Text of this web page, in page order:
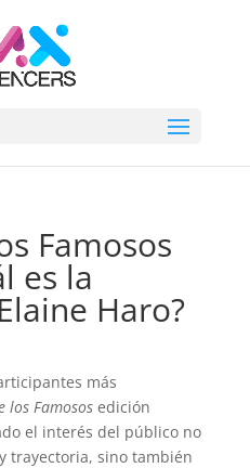
Famosos
es la
Haro?
más
los Famososedición
el interés del público no
trayectoria, sino también